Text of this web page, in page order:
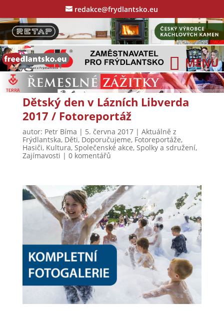
redakce@frydlantsko.eu
Dětský den v Lázních Libverda
2017 / Fotoreportáž
autor: Petr Bíma | 5. června 2017| Aktuálně z
Frýdlantska, Děti, Doporučujeme, Fotoreportáže,
Hasiči, Kultura, Společenské akce, Spolky a sdružení,
Zajímavosti | 0 komentářů